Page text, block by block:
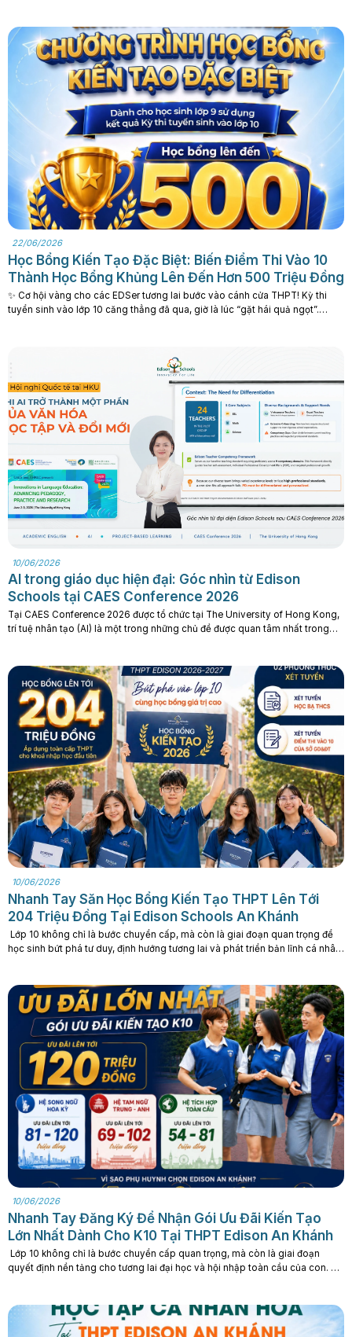
22/06/2026
Học Bổng Kiến Tạo Đặc Biệt: Biến Điểm Thi Vào 10
Thành Học Bổng Khủng Lên Đến Hơn 500 Triệu Đồng
✨ Cơ hội vàng cho các EDSer tương lai bước vào cánh cửa THPT! Kỳ thi
tuyển sinh vào lớp 10 căng thẳng đã qua, giờ là lúc “gặt hái quả ngọt”.
10/06/2026
AI trong giáo dục hiện đại: Góc nhìn từ Edison
Schools tại CAES Conference 2026
Tại CAES Conference 2026 được tổ chức tại The University of Hong Kong,
trí tuệ nhân tạo (AI) là một trong những chủ đề được quan tâm nhất trong
trợ. . .
10/06/2026
Nhanh Tay Săn Học Bổng Kiến Tạo THPT Lên Tới
204 Triệu Đồng Tại Edison Schools An Khánh
Lớp 10 không chỉ là bước chuyển cấp, mà còn là giai đoạn quan trọng để
học sinh bứt phá tư duy, định hướng tương lai và phát triển bản lĩnh cá nhân.
10/06/2026
Nhanh Tay Đăng Ký Để Nhận Gói Ưu Đãi Kiến Tạo
Lớn Nhất Dành Cho K10 Tại THPT Edison An Khánh
Lớp 10 không chỉ là bước chuyển cấp quan trọng, mà còn là giai đoạn
quyết định nền tảng cho tương lai đại học và hội nhập toàn cầu của con. Ba